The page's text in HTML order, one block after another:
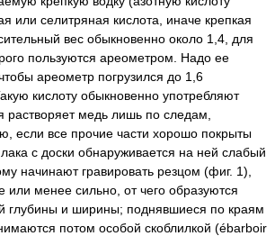
или селитряная кислота, иначе крепкая
вес обыкновенно около 1,4, для
пользуются ареометром. Надо ее
ареометр погрузился до 1,6
кислоту обыкновенно употребляют
растворяет медь лишь по следам,
если все прочие части хорошо покрыты
с доски обнаруживается на ней слабый
начинают гравировать резцом (фиг. 1),
или менее сильно, от чего образуются
глубины и ширины; поднявшиеся по краям
потом особой скоблилкой (ébarboir